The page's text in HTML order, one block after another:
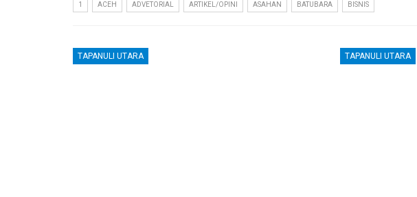
1 ACEH ADVETORIAL ARTIKEL/OPINI ASAHAN BATUBARA BISNIS
TAPANULI UTARA TAPANULI UTARA